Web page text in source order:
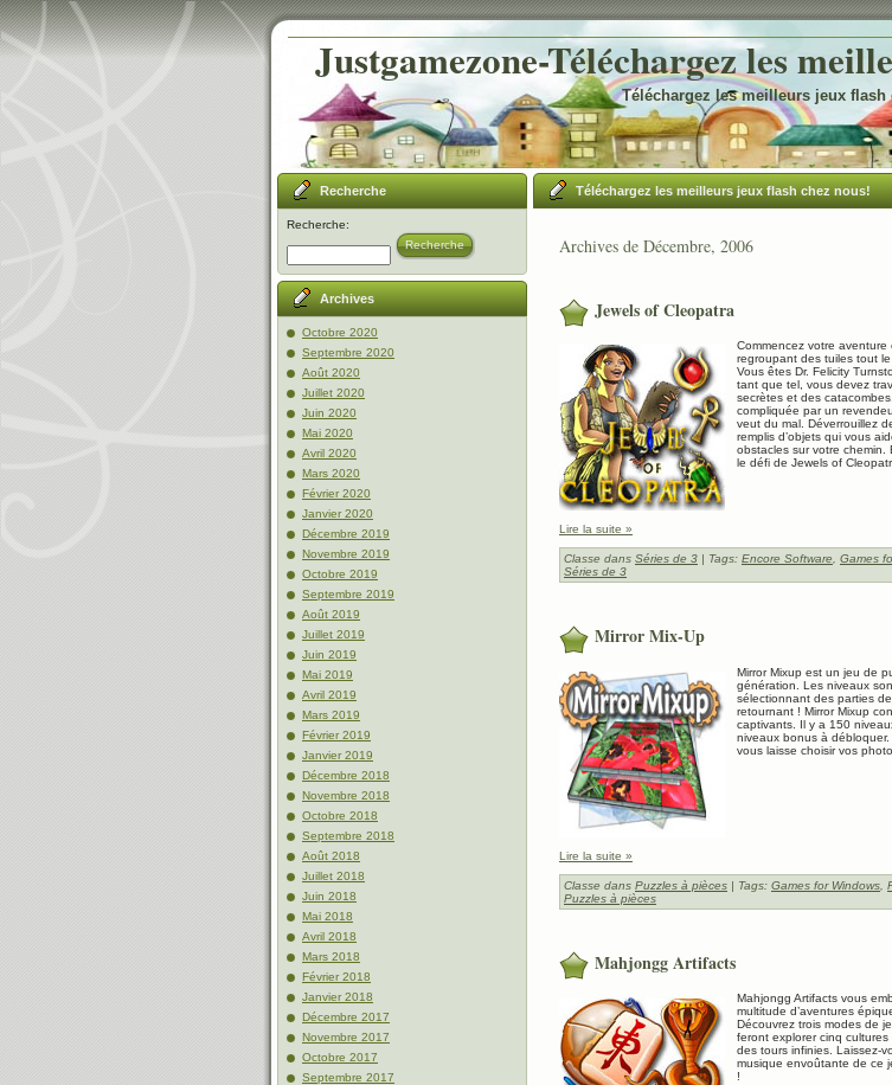
Justgamezone-Téléchargez les
Téléchargez les meilleurs jeux flash
Recherche
Recherche:
Recherche
Archives
Octobre 2020
Septembre 2020
Août 2020
Juillet 2020
Juin 2020
Mai 2020
Avril 2020
Mars 2020
Février 2020
Janvier 2020
Décembre 2019
Novembre 2019
Octobre 2019
Septembre 2019
Août 2019
Juillet 2019
Juin 2019
Mai 2019
Avril 2019
Mars 2019
Février 2019
Janvier 2019
Décembre 2018
Novembre 2018
Octobre 2018
Septembre 2018
Août 2018
Juillet 2018
Juin 2018
Mai 2018
Avril 2018
Mars 2018
Février 2018
Janvier 2018
Décembre 2017
Novembre 2017
Octobre 2017
Septembre 2017
Téléchargez les meilleurs jeux flash chez nous!
Archives de Décembre, 2006
Jewels of Cleopatra
Commencez votre aventure
regroupant des tuiles tout
Vous êtes Dr. Felicity
tant que tel, vous devez
secrètes et des
compliquée par un
veut du mal. Déverrouillez
remplis d’objets qui vous
obstacles sur votre chemin.
le défi de Jewels of
Lire la suite »
Classe dans Séries de 3 | Tags: Encore Software, Games
Séries de 3
Mirror Mix-Up
Mirror Mixup est un jeu de
génération. Les niveaux
sélectionnant des parties
retournant ! Mirror Mixup
captivants. Il y a 150
niveaux bonus à
vous laisse choisir vos
Lire la suite »
Classe dans Puzzles à pièces | Tags: Games for Windows
Puzzles à pièces
Mahjongg Artifacts
Mahjongg Artifacts vous
multitude d’aventures
Découvrez trois modes de
feront explorer cinq
des tours infinies. Laissez-
musique envoûtante de ce
!